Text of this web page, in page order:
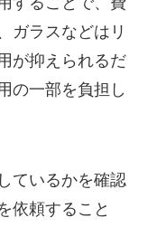
ガラスなどはリ
が抑えられるだ
の一部を負担し
ているかを確認
依頼すること